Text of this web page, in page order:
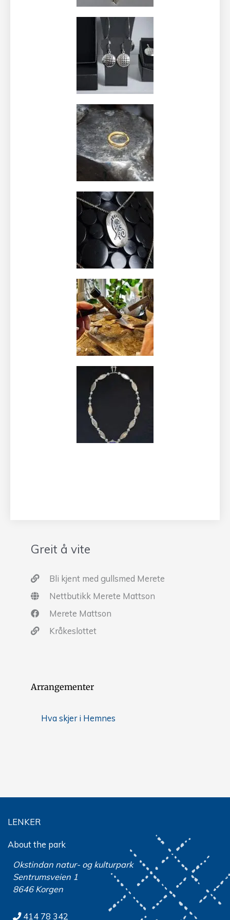
Greit å vite
Bli kjent med gullsmed Merete
Nettbutikk Merete Mattson
Merete Mattson
Kråkeslottet
Arrangementer
Hva skjer i Hemnes
LENKER
About the park
Okstindan natur- og kulturpark
Sentrumsveien 1
8646 Korgen
414 78 342